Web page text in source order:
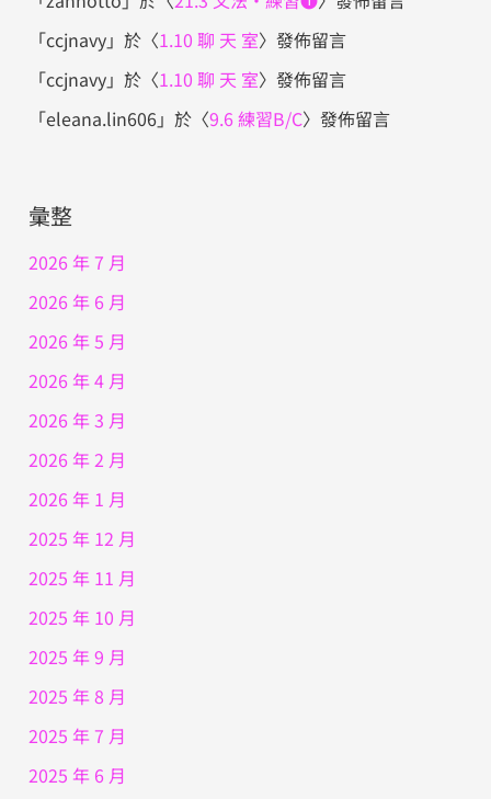
「ccjnavy」於〈1.10 聊 天 室〉發佈留言
「ccjnavy」於〈1.10 聊 天 室〉發佈留言
「eleana.lin606」於〈9.6 練習B/C〉發佈留言
彙整
2026 年 7 月
2026 年 6 月
2026 年 5 月
2026 年 4 月
2026 年 3 月
2026 年 2 月
2026 年 1 月
2025 年 12 月
2025 年 11 月
2025 年 10 月
2025 年 9 月
2025 年 8 月
2025 年 7 月
2025 年 6 月